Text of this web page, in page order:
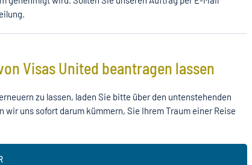
Visas United beantragen lassen
zu lassen, laden Sie bitte über den untenstehenden
uns sofort darum kümmern, Sie Ihrem Traum einer Reise